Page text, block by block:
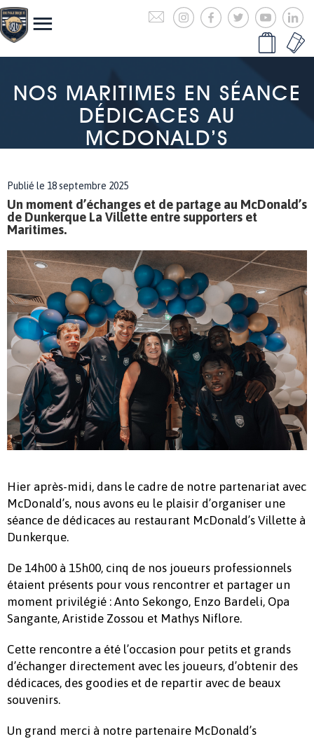
NOS MARITIMES EN SÉANCE
DÉDICACES AU
MCDONALD’S
Publié le 18 septembre 2025
Un moment d’échanges et de partage au McDonald’s
de Dunkerque La Villette entre supporters et
Maritimes.
Hier après-midi, dans le cadre de notre partenariat avec
McDonald’s, nous avons eu le plaisir d’organiser une
séance de dédicaces au restaurant McDonald’s Villette à
Dunkerque.
De 14h00 à 15h00, cinq de nos joueurs professionnels
étaient présents pour vous rencontrer et partager un
moment privilégié : Anto Sekongo, Enzo Bardeli, Opa
Sangante, Aristide Zossou et Mathys Niflore.
Cette rencontre a été l’occasion pour petits et grands
d’échanger directement avec les joueurs, d’obtenir des
dédicaces, des goodies et de repartir avec de beaux
souvenirs.
Un grand merci à notre partenaire McDonald’s